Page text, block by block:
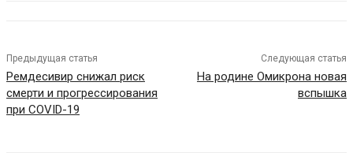
Предыдущая статья
Ремдесивир снижал риск
смерти и прогрессирования
при COVID-19
Следующая статья
На родине Омикрона новая
вспышка